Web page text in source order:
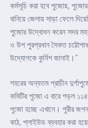
কর্মসূচি করা হবে পুজোয়,
বানিয়ে জেলায় সাড়া ফেলে
পুজোর উদ্বোধন করেন সদর
ও উপ পুরপ্রধান সৈকত
উদ্যোগকে কুর্নিশ জানাই।”
শহরের অন্যতম প্রাচীন
কমিটির পুজো এ বারে পড়ল
পুজো হচ্ছে এখানে। পুরীর
কাঠ, প্লাইউড ব্যবহার করা